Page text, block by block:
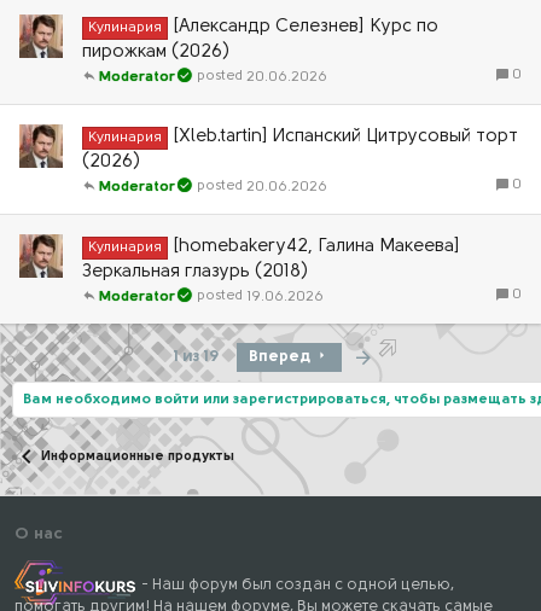
Кулинария
[Александр Селезнев] Курс по
пирожкам (2026)
0
20.06.2026
Moderator
Кулинария
[Xleb.tartin] Испанский Цитрусовый торт
(2026)
0
20.06.2026
Moderator
Кулинария
[homebakery42, Галина Макеева]
Зеркальная глазурь (2018)
0
19.06.2026
Moderator
1 из 19 Вперед Последняя
Вам необходимо войти или зарегистрироваться, чтобы размещать
Информационные продукты
О нас
- Наш форум был создан с одной целью,
помогать другим! На нашем форуме, Вы можете скачать самые